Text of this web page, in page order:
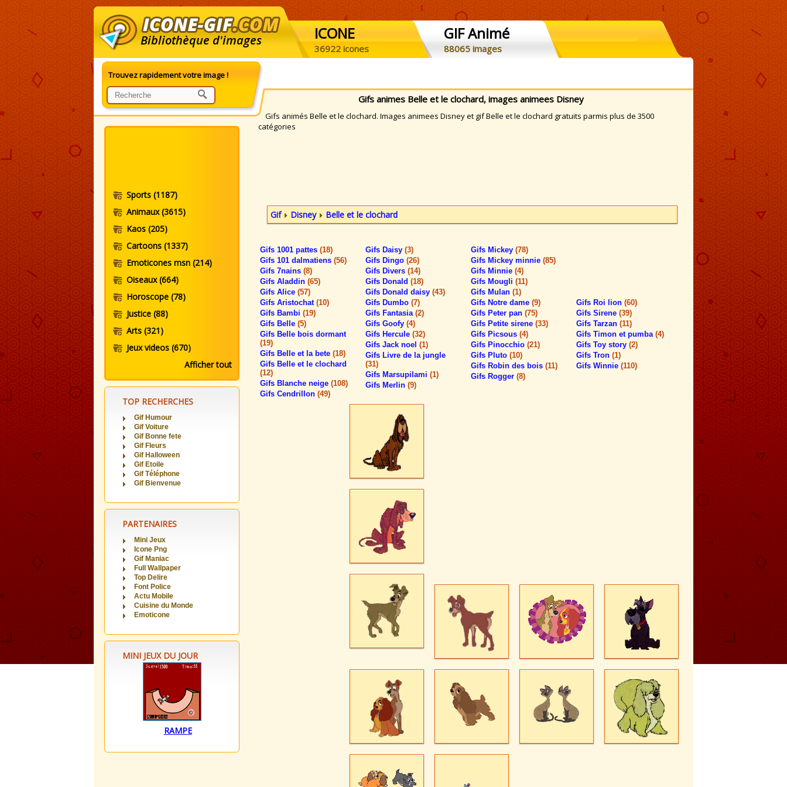
Bibliothèque d'images ICONE
36922 icones
GIF Animé
88065 images
Trouvez rapidement votre image !
Sports (1187)
Animaux(3615)
Kaos (205)
Cartoons (1337)
Emoticones msn (214)
Oiseaux(664)
Horoscope (78)
Justice (88)
Arts (321)
Jeux videos (670)
Afficher tout
TOP RECHERCHES
Gif Humour
Gif Voiture
Gif Bonne fete
Gif Fleurs
Gif Halloween
Gif Etoile
Gif Téléphone
Gif Bienvenue
PARTENAIRES
Mini Jeux
Icone Png
Gif Maniac
Full Wallpaper
Top Delire
Font Police
Actu Mobile
Cuisine du Monde
Emoticone
MINI JEUX DU JOUR
RAMPE
Gifs animes Belle et le clochard, images animees Disney
Gifs animés Belle et le clochard. Images animees Disney et gif Belle et le clochard gratuits parmis plus de 3500
catégories
Gif Disney Belle et le clochard
Gifs 1001 pattes (18)
Gifs 101 dalmatiens (56)
Gifs 7nains (8)
Gifs Aladdin (65)
Gifs Alice (57)
Gifs Aristochat (10)
Gifs Bambi (19)
Gifs Belle (5)
Gifs Belle bois dormant
(19)
Gifs Belle et la bete (18)
Gifs Belle et le clochard
(12)
Gifs Blanche neige (108)
Gifs Cendrillon (49)
Gifs Daisy (3)
Gifs Dingo (26)
Gifs Divers (14)
Gifs Donald (18)
Gifs Donald daisy (43)
Gifs Dumbo (7)
Gifs Fantasia (2)
Gifs Goofy (4)
Gifs Hercule (32)
Gifs Jack noel (1)
Gifs Livre de la jungle
(31)
Gifs Marsupilami (1)
Gifs Merlin (9)
Gifs Mickey (78)
Gifs Mickey minnie (85)
Gifs Minnie (4)
Gifs Mougli (11)
Gifs Mulan (1)
Gifs Notre dame (9)
Gifs Peter pan (75)
Gifs Petite sirene (33)
Gifs Picsous (4)
Gifs Pinocchio (21)
Gifs Pluto (10)
Gifs Robin des bois (11)
Gifs Rogger (8)
Gifs Roi lion (60)
Gifs Sirene (39)
Gifs Tarzan (11)
Gifs Timon et pumba (4)
Gifs Toy story (2)
Gifs Tron (1)
Gifs Winnie (110)